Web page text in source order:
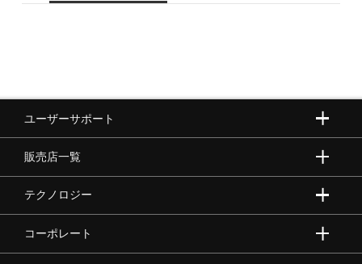
ゴルフ
バレーボール
バドミントン
ユーザーサポート
販売店一覧
テクノロジー
コーポレート